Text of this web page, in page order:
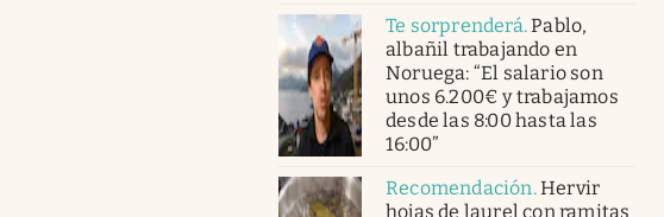
Te sorprenderá.Pablo,
albañil trabajando en
Noruega: “El salario son
unos 6.200€ y trabajamos
desde las 8:00 hasta las
16:00”
Recomendación.Hervir
hojas de laurel con ramitas